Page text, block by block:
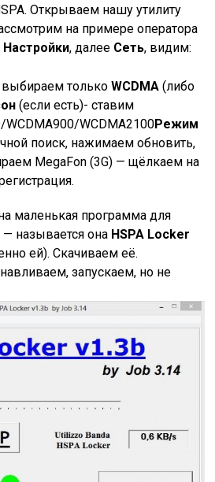
Открываем нашу утилиту
на примере оператора
Настройки, далее Сеть, видим:
выбираем толькоWCDMA (либо
(если есть)- ставим
WCDMA2100Режим
поиск, нажимаем обновить,
MegaFon (3G) — щёлкаем на
маленькая программа для
называется она HSPA Locker
ей). Скачиваем её.
запускаем, но не